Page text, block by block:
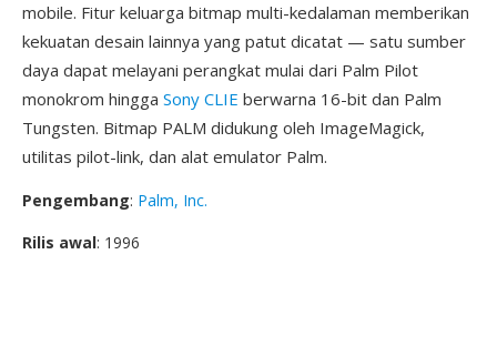
mobile. Fitur keluarga bitmap multi-kedalaman memberikan
kekuatan desain lainnya yang patut dicatat — satu sumber
daya dapat melayani perangkat mulai dari Palm Pilot
monokrom hingga Sony CLIE berwarna 16-bit dan Palm
Tungsten. Bitmap PALM didukung oleh ImageMagick,
utilitas pilot-link, dan alat emulator Palm.
Pengembang: Palm, Inc.
Rilis awal: 1996